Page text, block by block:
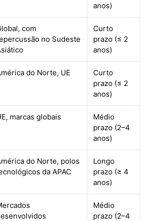
anos)
com
no Sudeste
Curto
prazo (≤ 2
anos)
do Norte, UE
Curto
prazo (≤ 2
anos)
marcas globais
Médio
prazo (2–4
anos)
do Norte, polos
da APAC
Longo
prazo (≥ 4
anos)
Médio
prazo (2–4